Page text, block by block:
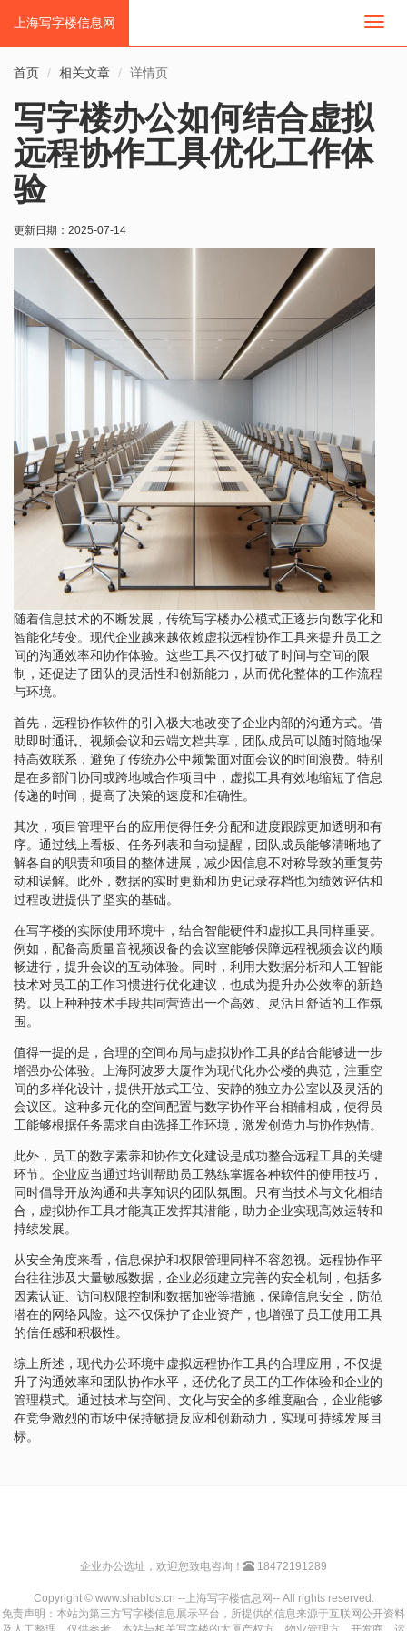
切
上海写字楼信息网
首页 相关文章 详情页
写字楼办公如何结合虚拟
远程协作工具优化工作体
验
更新日期： 2025-07-14
随着信息技术的不断发展，传统写字楼办公模式正逐步向数字化和
智能化转变。现代企业越来越依赖虚拟远程协作工具来提升员工之
间的沟通效率和协作体验。这些工具不仅打破了时间与空间的限
制，还促进了团队的灵活性和创新能力，从而优化整体的工作流程
与环境。
首先，远程协作软件的引入极大地改变了企业内部的沟通方式。借
助即时通讯、视频会议和云端文档共享，团队成员可以随时随地保
持高效联系，避免了传统办公中频繁面对面会议的时间浪费。特别
是在多部门协同或跨地域合作项目中，虚拟工具有效地缩短了信息
传递的时间，提高了决策的速度和准确性。
其次，项目管理平台的应用使得任务分配和进度跟踪更加透明和有
序。通过线上看板、任务列表和自动提醒，团队成员能够清晰地了
解各自的职责和项目的整体进展，减少因信息不对称导致的重复劳
动和误解。此外，数据的实时更新和历史记录存档也为绩效评估和
过程改进提供了坚实的基础。
在写字楼的实际使用环境中，结合智能硬件和虚拟工具同样重要。
例如，配备高质量音视频设备的会议室能够保障远程视频会议的顺
畅进行，提升会议的互动体验。同时，利用大数据分析和人工智能
技术对员工的工作习惯进行优化建议，也成为提升办公效率的新趋
势。以上种种技术手段共同营造出一个高效、灵活且舒适的工作氛
围。
值得一提的是，合理的空间布局与虚拟协作工具的结合能够进一步
增强办公体验。上海阿波罗大厦作为现代化办公楼的典范，注重空
间的多样化设计，提供开放式工位、安静的独立办公室以及灵活的
会议区。这种多元化的空间配置与数字协作平台相辅相成，使得员
工能够根据任务需求自由选择工作环境，激发创造力与协作热情。
此外，员工的数字素养和协作文化建设是成功整合远程工具的关键
环节。企业应当通过培训帮助员工熟练掌握各种软件的使用技巧，
同时倡导开放沟通和共享知识的团队氛围。只有当技术与文化相结
合，虚拟协作工具才能真正发挥其潜能，助力企业实现高效运转和
持续发展。
从安全角度来看，信息保护和权限管理同样不容忽视。远程协作平
台往往涉及大量敏感数据，企业必须建立完善的安全机制，包括多
因素认证、访问权限控制和数据加密等措施，保障信息安全，防范
潜在的网络风险。这不仅保护了企业资产，也增强了员工使用工具
的信任感和积极性。
综上所述，现代办公环境中虚拟远程协作工具的合理应用，不仅提
升了沟通效率和团队协作水平，还优化了员工的工作体验和企业的
管理模式。通过技术与空间、文化与安全的多维度融合，企业能够
在竞争激烈的市场中保持敏捷反应和创新动力，实现可持续发展目
标。
企业办公选址，欢迎您致电咨询！ 18472191289
Copyright © www.shablds.cn --上海写字楼信息网-- All rights reserved.
免责声明：本站为第三方写字楼信息展示平台，所提供的信息来源于互联网公开资料